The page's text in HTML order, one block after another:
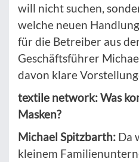
will nicht suchen,
welche neuen
für die Betreiber aus
Geschäftsführer
davon klare
textile network: Was
Masken?
Michael Spitzbarth: Da
kleinem